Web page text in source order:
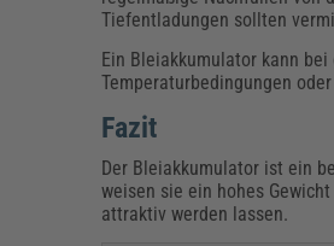
Tiefentladungen sollten
Ein Bleiakkumulator kann
Temperaturbedingungen
Fazit
Der Bleiakkumulator ist ein
weisen sie ein hohes
attraktiv werden lassen.